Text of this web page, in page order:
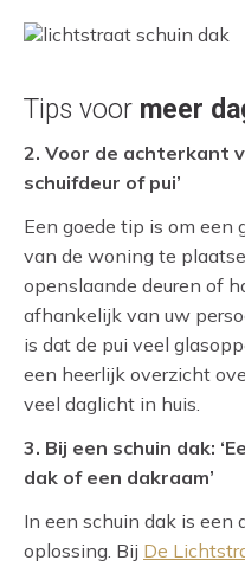
Tips voor meer
2. Voor de achterkant
schuifdeur of pui’
Een goede tip is om een
van de woning te
openslaande deuren of
afhankelijk van uw
is dat de pui veel
een heerlijk overzicht
veel daglicht in huis.
3. Bij een schuin dak:
dak of een dakraam’
In een schuin dak is een
oplossing. Bij De